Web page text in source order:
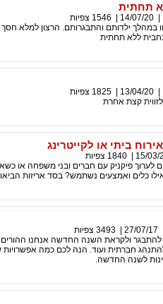
תחתית
14/07/20
1546 צפיות
במהלך ילדותם והתבגרותם. הרצון למלא
ללא תחתית
13/04/20
1825 צפיות
לזווית קצת אחרת
ביתי או לקייטרינג
15/03/
1840 צפיות
לערוך פיקניק עם חברים ובני משפחה או
כלים ואמצעים נשתמש? בסד אריזות
27/07/17
3493 צפיות
להתבגר ולקראת השנה החדשה אנחנו
חברתית ועוד. הנה לכם כמה
לשנה החדשה.